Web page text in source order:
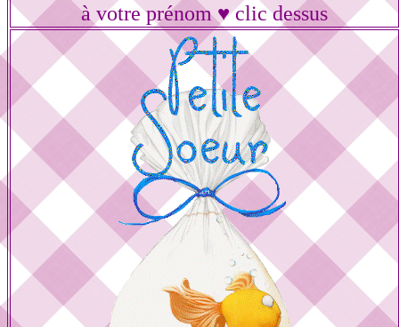
à votre prénom ♥ clic dessus